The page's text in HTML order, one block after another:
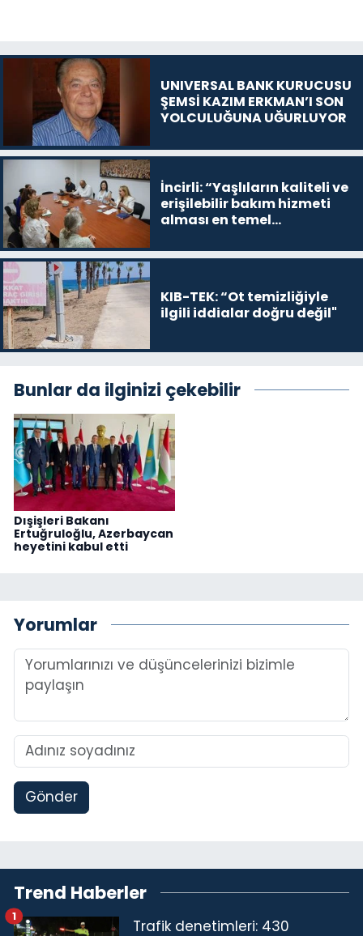
UNIVERSAL BANK KURUCUSU
ŞEMSİ KAZIM ERKMAN’I SON
YOLCULUĞUNA UĞURLUYOR
İncirli: “Yaşlıların kaliteli ve
erişilebilir bakım hizmeti
alması en temel
KIB-TEK: “Ot temizliğiyle
ilgili iddialar doğru değil"
Bunlar da ilginizi çekebilir
Dışişleri Bakanı
Ertuğruloğlu, Azerbaycan
heyetini kabul etti
Yorumlar
Gönder
Trend Haberler
Trafik denetimleri: 430
1
Video Galeri
YAŞAM
Yazarlar